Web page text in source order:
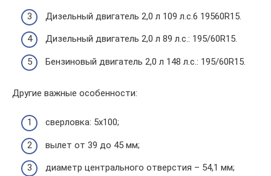
Дизельный двигатель 2,0 л 109 л.с.6 19560R15.
Дизельный двигатель 2,0 л 89 л.с.: 195/60R15.
Бензиновый двигатель 2,0 л 148 л.с.: 195/60R15.
Другие важные особенности:
сверловка: 5х100;
вылет от 39 до 45 мм;
диаметр центрального отверстия – 54,1 мм;